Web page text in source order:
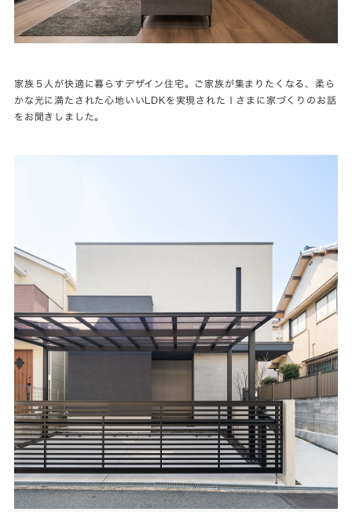
家族５人が快適に暮らすデザイン住宅。ご家族が集まりたくなる、柔ら
かな光に満たされた心地いいLDKを実現されたＩさまに家づくりのお話
をお聞きしました。